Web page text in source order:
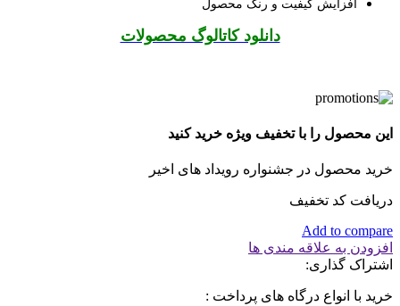
افزایش کیفیت و رنگ محصول
دانلود کاتالوگ محصولات
این محصول را با تخفیف ویژه خرید کنید
خرید محصول در جشنواره رویداد های اخیر
دریافت کد تخفیف
Add to compare
افزودن به علاقه مندی ها
اشتراک گذاری:
خرید با انواع درگاه های پرداخت :